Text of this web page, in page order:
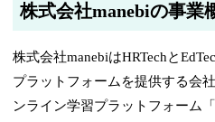
株式会社manebiの事業
株式会社manebiはHRTechと
プラットフォームを提供する会
ンライン学習プラットフォーム